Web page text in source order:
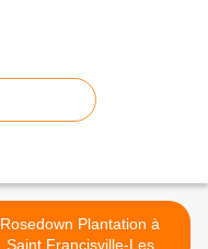
Rosedown Plantation à
Saint Francisville-Les